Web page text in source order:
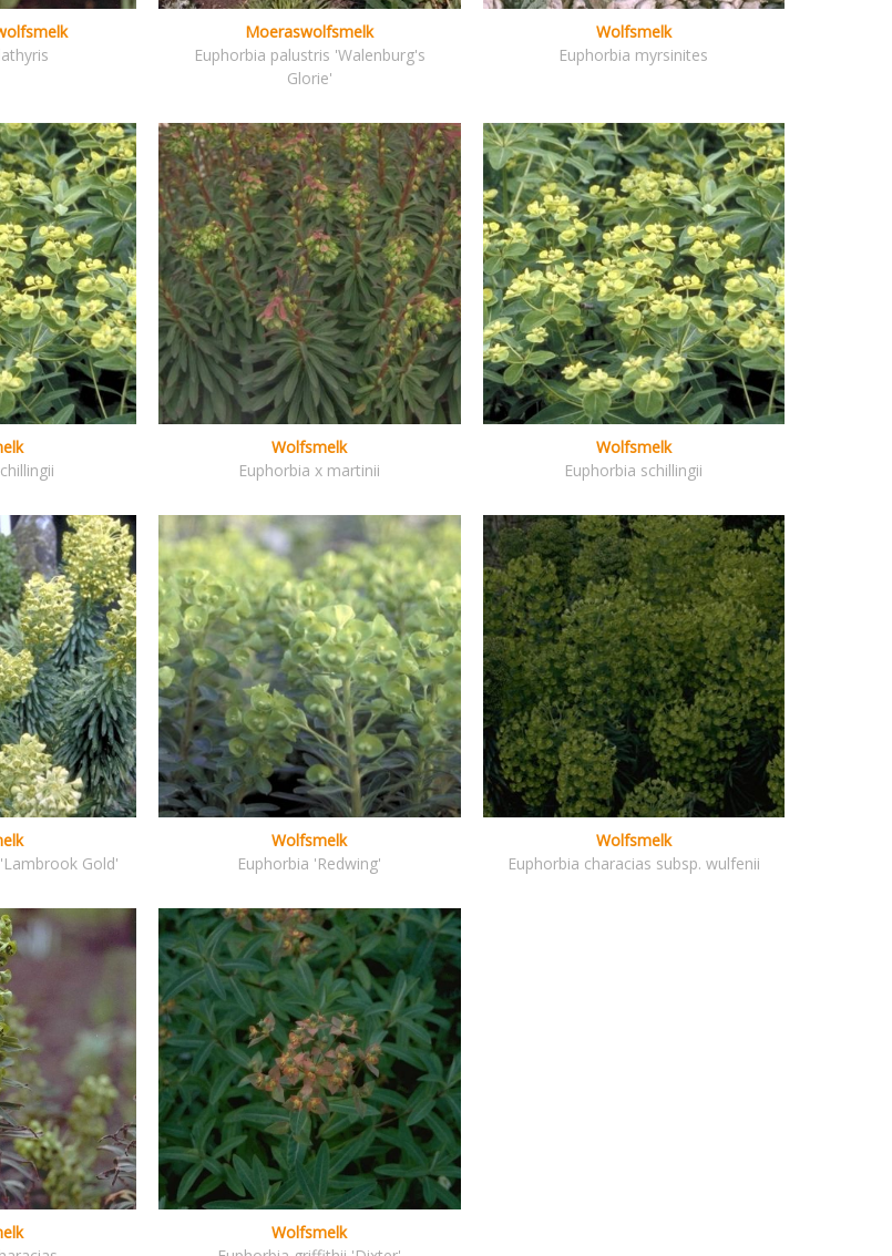
Moeraswolfsmelk
Euphorbia palustris 'Walenburg's
Glorie'
Wolfsmelk
Euphorbia myrsinites
Wolfsmelk
Euphorbia x martinii
Wolfsmelk
Euphorbia schillingii
Gold'
Wolfsmelk
Euphorbia 'Redwing'
Wolfsmelk
Euphorbia characias subsp. wulfenii
Wolfsmelk